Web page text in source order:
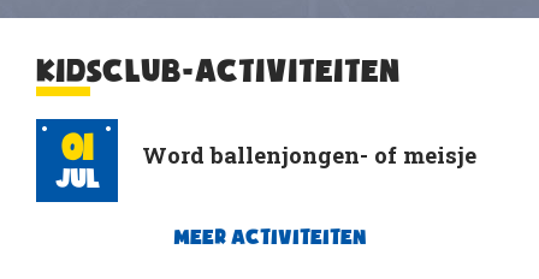
KIDSCLUB-ACTIVITEITEN
01
Jul
Word ballenjongen- of meisje
MEER ACTIVITEITEN